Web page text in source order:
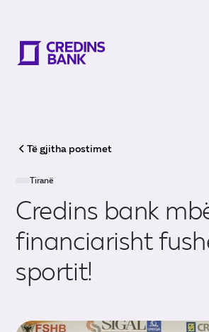
Të gjitha postimet
Tiranë
Credins bank
financiarisht
sportit!